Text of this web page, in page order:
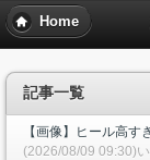
Home
記事一覧
【画像】ヒール高
(2026/08/09 09:30)い